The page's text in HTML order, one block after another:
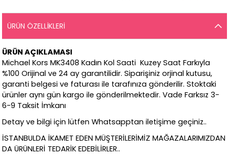
ÜRÜN ÖZELLIKLERI
ÜRÜN AÇIKLAMASI
Michael Kors MK3408 Kadın Kol Saati Kuzey Saat Farkıyla
%100 Orijinal ve 24 ay garantilidir. Siparişiniz orjinal kutusu,
garanti belgesi ve faturası ile tarafınıza gönderilir. Stoktaki
ürünler aynı gün kargo ile gönderilmektedir. Vade Farksız 3-
6-9 Taksit İmkanı
Detay ve bilgi için lütfen Whatsapptan iletişime geçiniz..
İSTANBULDA İKAMET EDEN MÜŞTERİLERİMİZ MAĞAZALARIMIZDAN
DA ÜRÜNLERİ TEDARİK EDEBİLİRLER..